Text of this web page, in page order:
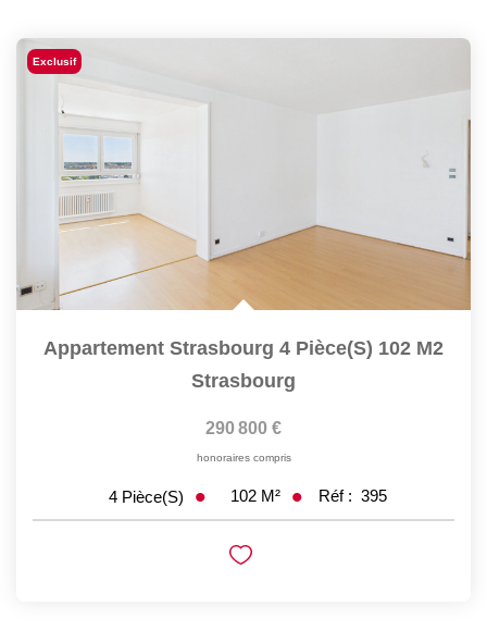
Exclusif
Appartement Strasbourg 4 Pièce(s) 102 M2
Strasbourg
290 800 €
honoraires compris
4 Pièce(s) 102 M² Réf : 395